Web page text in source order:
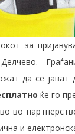
за
да се јават
ќе го
во
и